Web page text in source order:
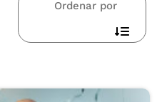
Ordenar por